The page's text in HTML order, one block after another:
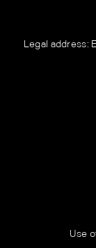
Legal address:
Use